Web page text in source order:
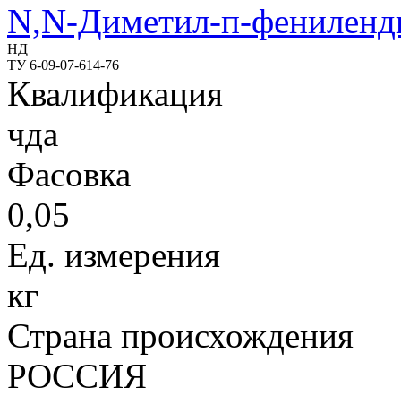
N,N-Диметил-п-
НД
ТУ 6-09-07-614-76
Квалификация
чда
Фасовка
0,05
Ед. измерения
кг
Страна происхождения
РОССИЯ